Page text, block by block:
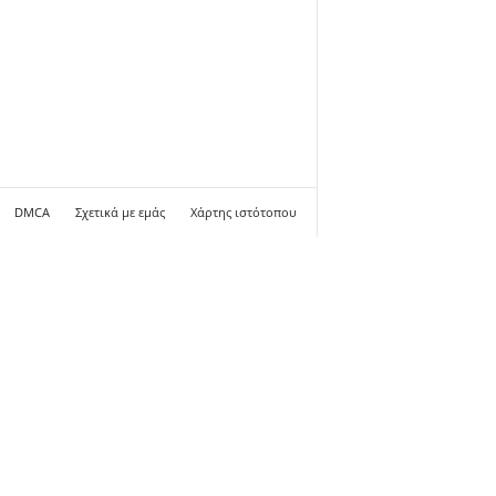
DMCA Σχετικά με εμάς Χάρτης ιστότοπου